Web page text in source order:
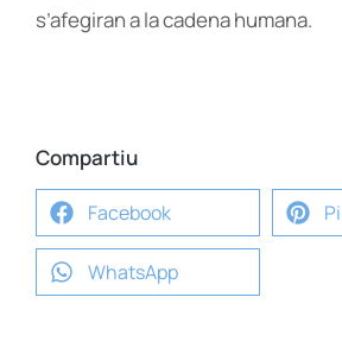
s’afegiran a la cadena humana.
Compartiu
Facebook
WhatsApp